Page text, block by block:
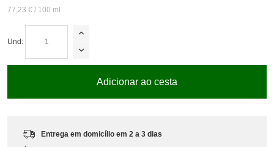
77,23 € / 100 ml
Und:
Adicionar ao cesta
Entrega em domicílio em 2 a 3 dias